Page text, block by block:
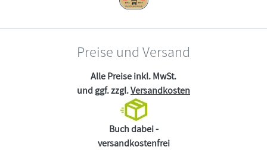
Preise und Versand
Alle Preise inkl. MwSt.
und ggf. zzgl.Versandkosten
Buch dabei -
versandkostenfrei